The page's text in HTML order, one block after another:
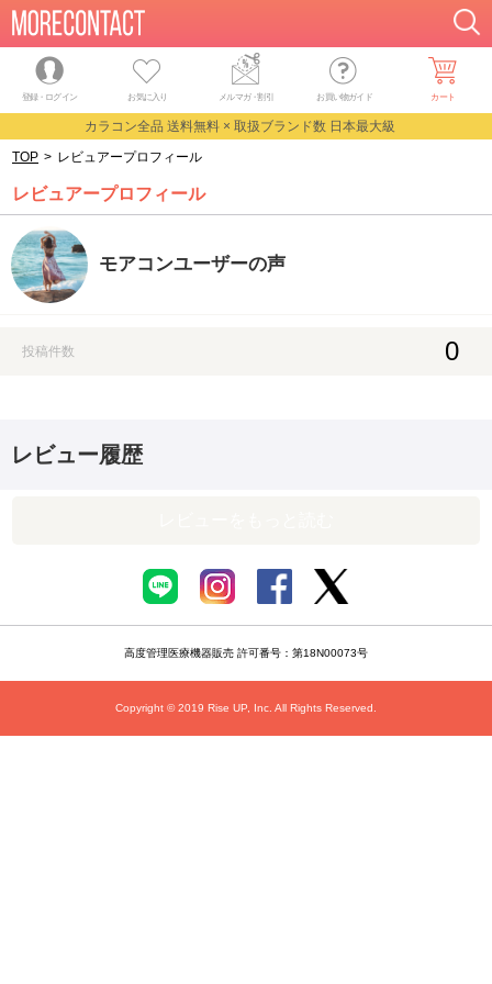
登録・ログイン お気に入り メルマガ・割引 お買い物ガイド カート
カラコン全品 送料無料 × 取扱ブランド数 日本最大級
TOP > レビュアープロフィール
レビュアープロフィール
モアコンユーザーの声
投稿件数 0
レビュー履歴
高度管理医療機器販売 許可番号：第18N00073号
Copyright © 2019 Rise UP, Inc. All Rights Reserved.